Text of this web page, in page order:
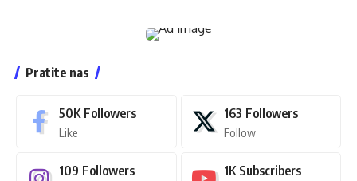
Pratite nas
50K Followers
Like
163 Followers
Follow
109 Followers 1K Subscribers